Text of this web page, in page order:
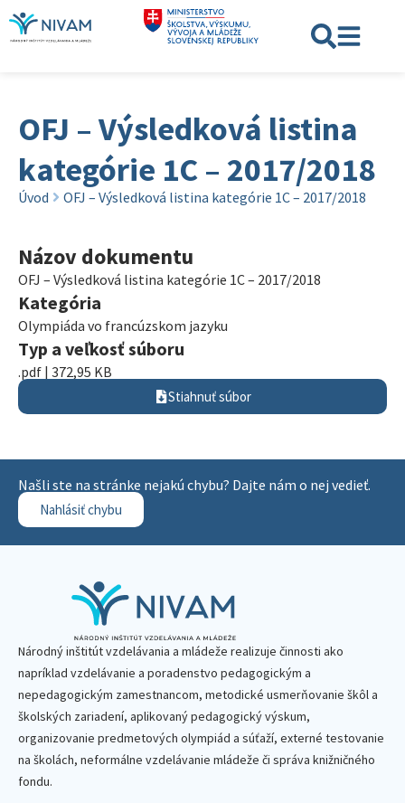
OFJ – Výsledková listina
kategórie 1C – 2017/2018
Úvod OFJ – Výsledková listina kategórie 1C – 2017/2018
Názov dokumentu
OFJ – Výsledková listina kategórie 1C – 2017/2018
Kategória
Olympiáda vo francúzskom jazyku
Typ a veľkosť súboru
.pdf | 372,95 KB
Stiahnuť súbor
Našli ste na stránke nejakú chybu? Dajte nám o nej vedieť.
Nahlásiť chybu
Národný inštitút vzdelávania a mládeže realizuje činnosti ako
napríklad vzdelávanie a poradenstvo pedagogickým a
nepedagogickým zamestnancom, metodické usmerňovanie škôl a
školských zariadení, aplikovaný pedagogický výskum,
organizovanie predmetových olympiád a súťaží, externé testovanie
na školách, neformálne vzdelávanie mládeže či správa knižničného
fondu.